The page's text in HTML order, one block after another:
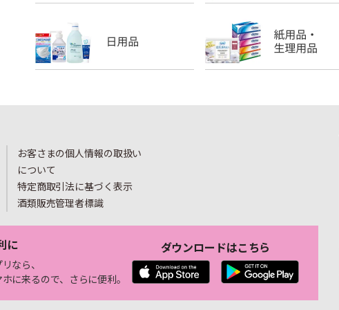
お客さまの個人情報の取扱い
について
特定商取引法に基づく表示
酒類販売管理者標識
に
なら、
に来るので、さらに便利。
ダウンロードはこちら